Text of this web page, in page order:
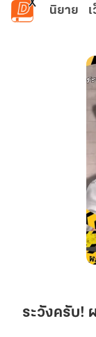
ข้ามไปยังเนื้อหาหลั
นิยาย
ระวังครับ!